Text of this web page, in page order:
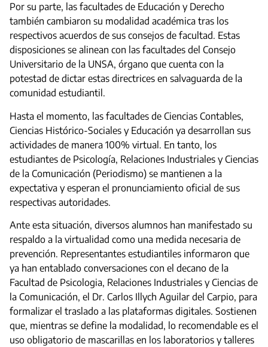
Por su parte, las facultades de Educación y Derecho
también cambiaron su modalidad académica tras los
respectivos acuerdos de sus consejos de facultad. Estas
disposiciones se alinean con las facultades del Consejo
Universitario de la UNSA, órgano que cuenta con la
potestad de dictar estas directrices en salvaguarda de la
comunidad estudiantil.
Hasta el momento, las facultades de Ciencias Contables,
Ciencias Histórico-Sociales y Educación ya desarrollan sus
actividades de manera 100% virtual. En tanto, los
estudiantes de Psicología, Relaciones Industriales y Ciencias
de la Comunicación (Periodismo) se mantienen a la
expectativa y esperan el pronunciamiento oficial de sus
respectivas autoridades.
Ante esta situación, diversos alumnos han manifestado su
respaldo a la virtualidad como una medida necesaria de
prevención. Representantes estudiantiles informaron que
ya han entablado conversaciones con el decano de la
Facultad de Psicologia, Relaciones Industriales y Ciencias de
la Comunicación, el Dr. Carlos Illych Aguilar del Carpio, para
formalizar el traslado a las plataformas digitales. Sostienen
que, mientras se define la modalidad, lo recomendable es el
uso obligatorio de mascarillas en los laboratorios y talleres